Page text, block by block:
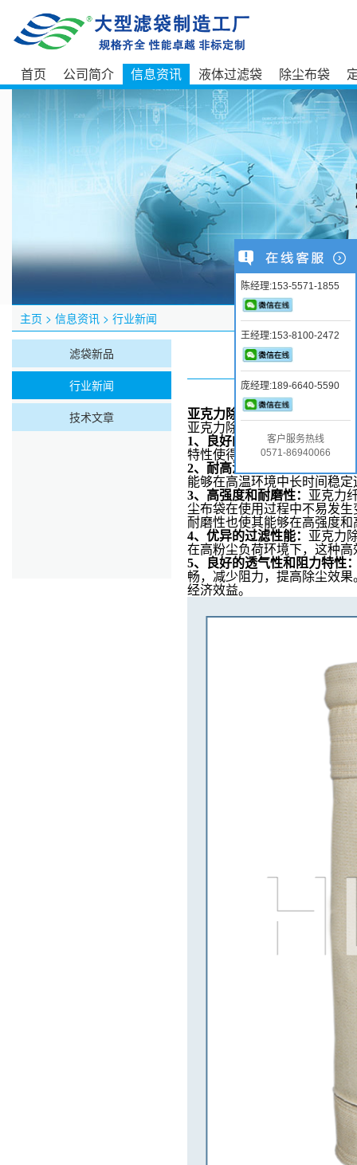
首页 公司简介 信息资讯 液体过滤袋 除尘布袋
主页 > 信息资讯 > 行业新闻
滤袋新品
行业新闻
技术文章
亚克力除尘布袋在高粉尘负荷
亚克力除尘布袋在高粉尘负
1、
良好的耐化学性和抗水解
特性使得它能够在多种化学
2、 耐高温性：
能够在高温环境中长时间稳
3、 高强度和耐磨性： 亚克力
尘布袋在使用过程中不易发
耐磨性也使其能够在高强度
4、 优异的过滤性能： 亚克力
在高粉尘负荷环境下，这种
5、
良好的透气性和阻力特性
畅，减少阻力，提高除尘效
经济效益。
陈经理:153-5571-1855
王经理:153-8100-2472
庞经理:189-6640-5590
客户服务热线
0571-86940066